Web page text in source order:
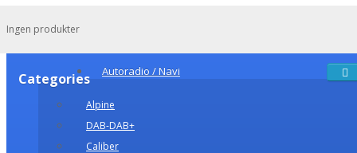
Ingen produkter
Categories Autoradio / Navi
Alpine
DAB-DAB+
Caliber